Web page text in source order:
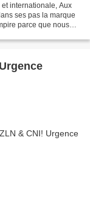
internationale, Aux
ses pas la marque
parce que nous